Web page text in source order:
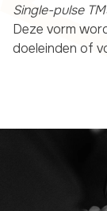
Single-pulse
Deze vorm
doeleinden of